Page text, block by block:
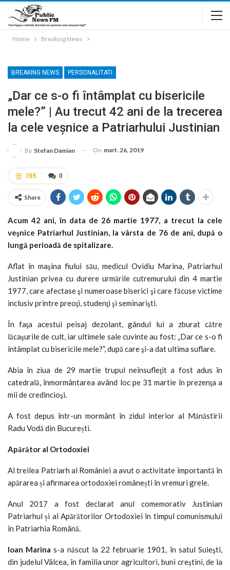
Home Breaking News
BREAKING NEWS PERSONALITATI
„Dar ce s-o fi întâmplat cu bisericile
mele?” | Au trecut 42 ani de la trecerea
la cele veșnice a Patriarhului Justinian
By Stefan Damian On mart. 26, 2019
0
765
Share
Acum 42 ani, în data de 26 martie 1977, a trecut la cele
veşnice Patriarhul Justinian, la vârsta de 76 de ani, după o
lungă perioadă de spitalizare.
Aflat în maşina fiului său, medicul Ovidiu Marina, Patriarhul
Justinian privea cu durere urmările cutremurului din 4 martie
1977, care afectase şi numeroase biserici şi care făcuse victime
inclusiv printre preoţi, studenţi şi seminarişti.
În faţa acestui peisaj dezolant, gândul lui a zburat către
lăcaşurile de cult, iar ultimele sale cuvinte au fost: „Dar ce s-o fi
întâmplat cu bisericile mele?”, după care şi-a dat ultima suflare.
Abia în ziua de 29 martie trupul neînsufleţit a fost adus în
catedrală, înmormântarea având loc pe 31 martie în prezenţa a
mii de credincioşi.
A fost depus într-un mormânt în zidul interior al Mănăstirii
Radu Vodă din București.
Apărător al Ortodoxiei
Al treilea Patriarh al României a avut o activitate importantă în
apărarea și afirmarea ortodoxiei românești în vremuri grele.
Anul 2017 a fost declarat anul comemorativ Justinian
Patriarhul și al Apărătorilor Ortodoxiei în timpul comunismului
în Patriarhia Română.
Ioan Marina s-a născut la 22 februarie 1901, în satul Suieşti,
din judelul Vâlcea, în familia unor agricultori, buni creştini, de la